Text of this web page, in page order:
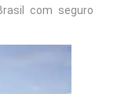
com seguro